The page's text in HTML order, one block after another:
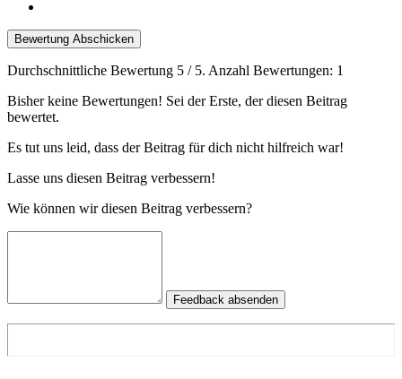
Bewertung Abschicken
Durchschnittliche Bewertung 5 / 5. Anzahl Bewertungen: 1
Bisher keine Bewertungen! Sei der Erste, der diesen Beitrag
bewertet.
Es tut uns leid, dass der Beitrag für dich nicht hilfreich war!
Lasse uns diesen Beitrag verbessern!
Wie können wir diesen Beitrag verbessern?
Feedback absenden